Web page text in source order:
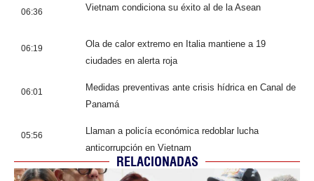
06:36 Vietnam condiciona su éxito al de la Asean
06:19
Ola de calor extremo en Italia mantiene a 19
ciudades en alerta roja
06:01
Medidas preventivas ante crisis hídrica en Canal de
Panamá
05:56
Llaman a policía económica redoblar lucha
anticorrupción en Vietnam
RELACIONADAS